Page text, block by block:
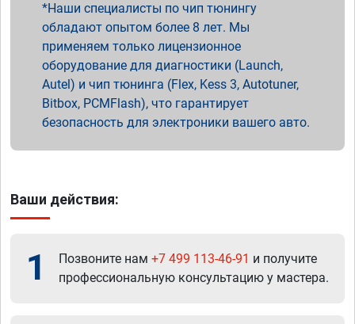
Наши специалисты по чип тюнингу
обладают опытом более 8 лет. Мы
применяем только лицензионное
оборудование для диагностики (Launch,
Autel) и чип тюнинга (Flex, Kess 3, Autotuner,
Bitbox, PCMFlash), что гарантирует
безопасность для электроники вашего авто.
Ваши действия:
1 Позвоните нам +7 499 113-46-91 и получите
профессиональную консультацию у мастера.